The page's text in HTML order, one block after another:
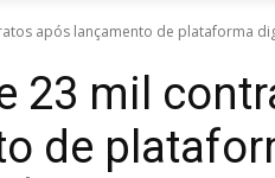
após lançamento de plataforma
23 mil
de